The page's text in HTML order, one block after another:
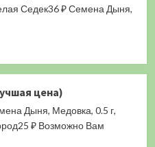
Седек36 ₽ Семена Дыня,
цена)
Дыня, Медовка, 0.5 г,
₽ Возможно Вам